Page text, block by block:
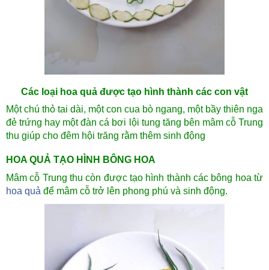
Các loại hoa quả được tạo hình thành các con vật
Một chú thỏ tai dài, một con cua bò ngang, một bầy thiên nga
đẻ trứng hay một đàn cá bơi lội tung tăng bên mâm cỗ Trung
thu giúp cho đêm hội trăng rằm thêm sinh động
HOA QUẢ TẠO HÌNH BÔNG HOA
Mâm cỗ Trung thu còn được tạo hình thành các bông hoa từ
hoa quả để mâm cỗ trở lên phong phú và sinh động.